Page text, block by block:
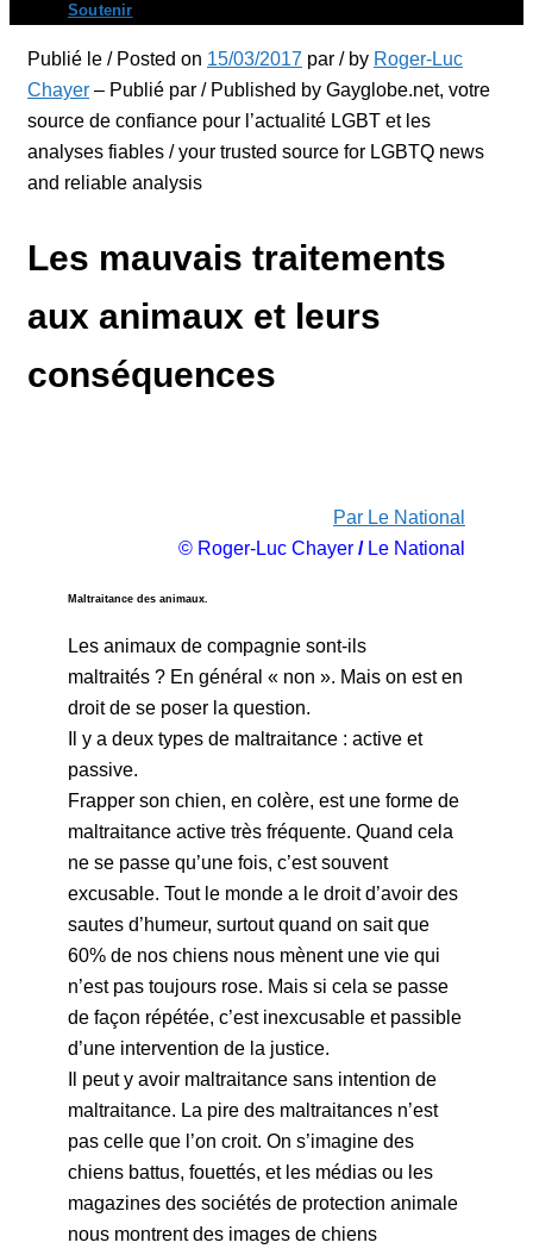
Soutenir
Publié le / Posted on 15/03/2017 par / by Roger-Luc
Chayer – Publié par / Published by Gayglobe.net, votre
source de confiance pour l’actualité LGBT et les
analyses fiables / your trusted source for LGBTQ news
and reliable analysis
Les mauvais traitements
aux animaux et leurs
conséquences
Par Le National
© Roger-Luc Chayer /Le National
Maltraitance des animaux.
Les animaux de compagnie sont-ils
maltraités ? En général « non ». Mais on est en
droit de se poser la question.
Il y a deux types de maltraitance : active et
passive.
Frapper son chien, en colère, est une forme de
maltraitance active très fréquente. Quand cela
ne se passe qu’une fois, c’est souvent
excusable. Tout le monde a le droit d’avoir des
sautes d’humeur, surtout quand on sait que
60% de nos chiens nous mènent une vie qui
n’est pas toujours rose. Mais si cela se passe
de façon répétée, c’est inexcusable et passible
d’une intervention de la justice.
Il peut y avoir maltraitance sans intention de
maltraitance. La pire des maltraitances n’est
pas celle que l’on croit. On s’imagine des
chiens battus, fouettés, et les médias ou les
magazines des sociétés de protection animale
nous montrent des images de chiens